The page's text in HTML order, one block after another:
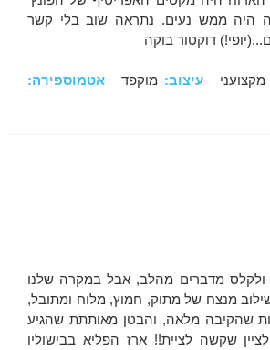
היה ממש נעים. נתראה שוב בלי קשר
דוקטור בוקה
מקצועניעיצוב: מוקפד אטמוספירה:
מדברים מהלב, אבל במקרה שלנו
מנצח של מתוק, חמוץ, מלוח ומתובל,
שהקיבה מלאה, והבטן מאותתת שהגיע
שקשה לציית!! ארז הפליא בבישוליו